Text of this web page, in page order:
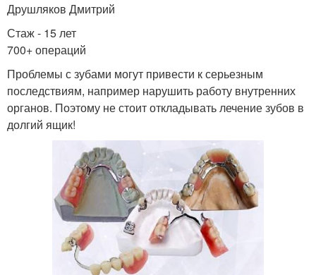
Друшляков Дмитрий
Стаж - 15 лет
700+ операций
Проблемы с зубами могут привести к серьезным
последствиям, например нарушить работу внутренних
органов. Поэтому не стоит откладывать лечение зубов в
долгий ящик!